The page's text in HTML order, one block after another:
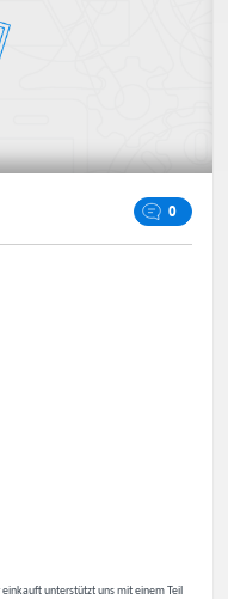
0
unterstützt uns mit einem Teil